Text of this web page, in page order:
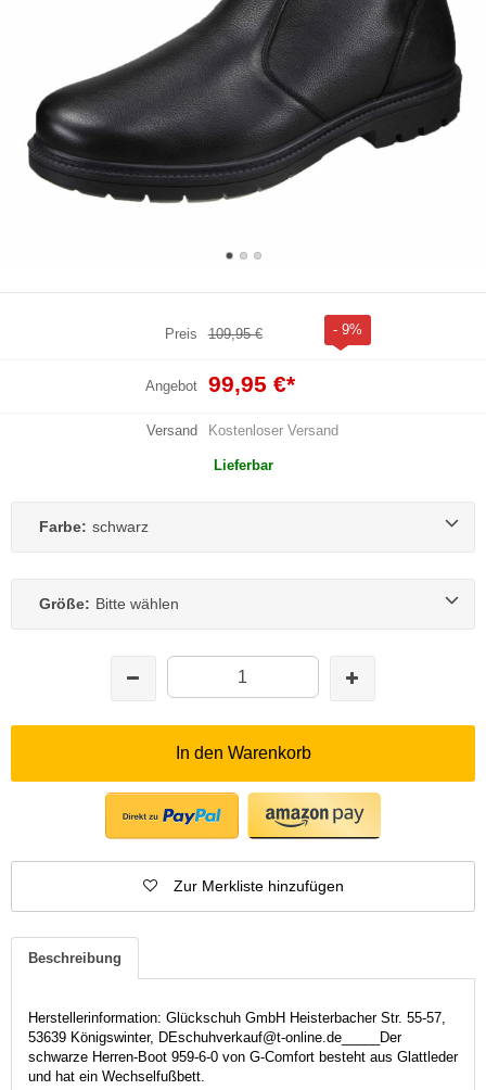
Preis 109,95 € - 9%
Angebot 99,95 €*
Versand Kostenloser Versand
Lieferbar
Farbe: schwarz
Größe: Bitte wählen
In den Warenkorb
Zur Merkliste hinzufügen
Beschreibung
Herstellerinformation: Glückschuh GmbH Heisterbacher Str. 55-57,
53639 Königswinter, DEschuhverkauf@t-online.de_____Der
schwarze Herren-Boot 959-6-0 von G-Comfort besteht aus Glattleder
und hat ein Wechselfußbett.